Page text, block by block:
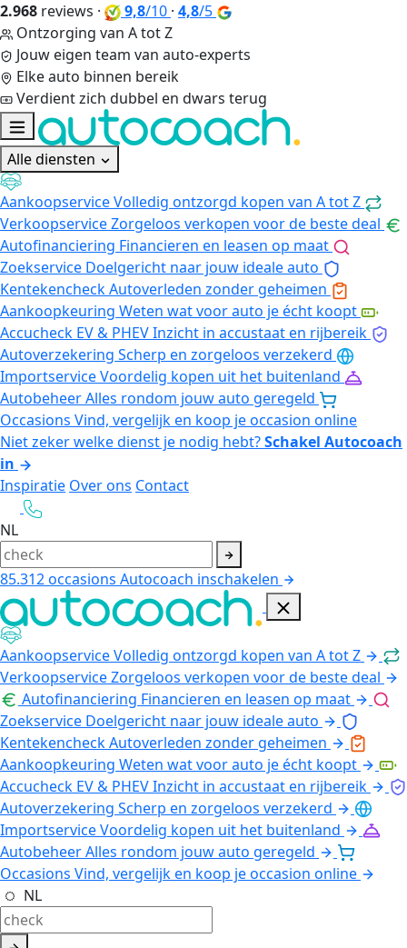
2.968 reviews · 9,8/10 · 4,8/5
Ontzorging van A tot Z
Jouw eigen team van auto-experts
Elke auto binnen bereik
Verdient zich dubbel en dwars terug
Alle diensten
AankoopserviceVolledig ontzorgd kopen van A tot Z
VerkoopserviceZorgeloos verkopen voor de beste deal
Autofinanciering Financieren en leasen op maat
Zoekservice Doelgericht naar jouw ideale auto
KentekencheckAutoverleden zonder geheimen
Aankoopkeuring Weten wat voor auto je écht koopt
Accucheck EV & PHEVInzicht in accustaat en rijbereik
Autoverzekering Scherp en zorgeloos verzekerd
ImportserviceVoordelig kopen uit het buitenland
AutobeheerAlles rondom jouw auto geregeld
Occasions Vind, vergelijk en koop je occasion online
Niet zeker welke dienst je nodig hebt?Schakel Autocoach
in
Inspiratie Over ons Contact
NL
85.312occasions Autocoach inschakelen
AankoopserviceVolledig ontzorgd kopen van A tot Z
VerkoopserviceZorgeloos verkopen voor de beste deal
Autofinanciering Financieren en leasen op maat
Zoekservice Doelgericht naar jouw ideale auto
KentekencheckAutoverleden zonder geheimen
Aankoopkeuring Weten wat voor auto je écht koopt
Accucheck EV & PHEVInzicht in accustaat en rijbereik
Autoverzekering Scherp en zorgeloos verzekerd
ImportserviceVoordelig kopen uit het buitenland
AutobeheerAlles rondom jouw auto geregeld
Occasions Vind, vergelijk en koop je occasion online
NL